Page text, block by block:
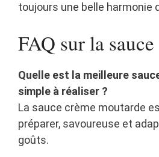
toujours une belle harmonie
FAQ sur la
Quelle est la meilleure
simple à réaliser ?
La sauce crème moutarde
préparer, savoureuse et
goûts.